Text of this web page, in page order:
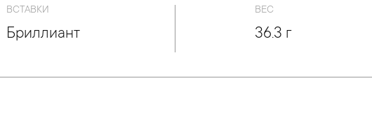
ВСТАВКИ
Бриллиант
ВЕС
36.3 г